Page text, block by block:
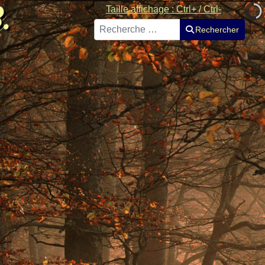
Taille affichage : Ctrl+ / Ctrl-
Rechercher
Rechercher